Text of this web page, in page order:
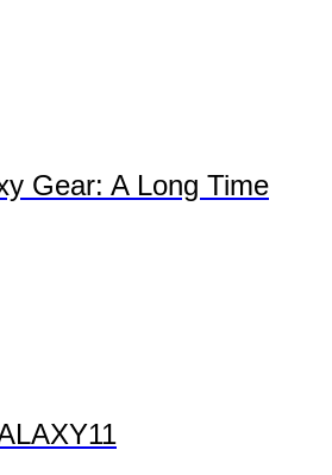
Gear: A Long Time